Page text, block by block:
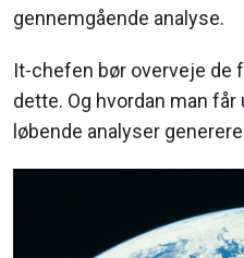
gennemgående analyse.
It-chefen bør overveje de
dette. Og hvordan man
løbende analyser